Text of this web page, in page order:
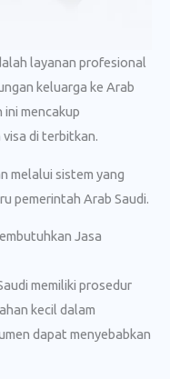
layanan profesional
keluarga ke Arab
ini mencakup
di terbitkan.
melalui sistem yang
pemerintah Arab Saudi.
Jasa
memiliki prosedur
kecil dalam
dapat menyebabkan